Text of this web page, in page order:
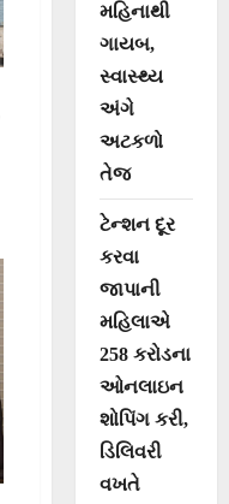
મહિનાથી
ગાયબ,
સ્વાસ્થ્ય
અંગે
અટકળો
તેજ
ટેન્શન દૂર
કરવા
જાપાની
મહિલાએ
258 કરોડના
ઓનલાઇન
શોપિંગ કરી,
ડિલિવરી
વખતે